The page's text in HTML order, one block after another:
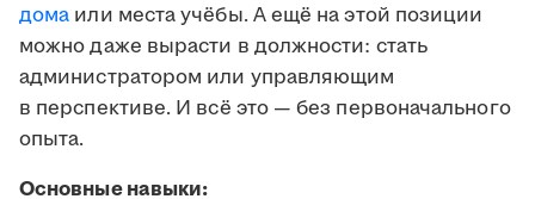
дома или места учёбы. А ещё на этой позиции
можно даже вырасти в должности: стать
администратором или управляющим
в перспективе. И всё это — без первоначального
опыта.
Основные навыки: